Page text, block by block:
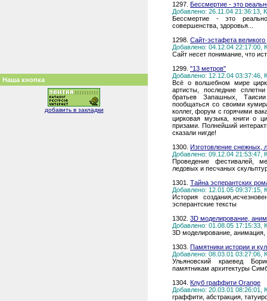
Наша кнопка
добавить в закладки
1297. Бессмертие - это
Добавлено: 26.11.04 21:36:13,
Бессмертие - это
совершенства, здоровья...
1298. Сайт-эстафета
Добавлено: 04.12.04 22:17:00,
Сайт несет понимание, что
1299. "13 метров"
Добавлено: 12.12.04 03:37:46,
Всё о волшебном мире
артисты, последние
братьев Запашных,
пообщаться со своими
коллег, форум с горячими
цирковая музыка, книги о
призами. Полнейший
сказали нигде!
1300. Изготовление снежных,
Добавлено: 09.12.04 21:53:47,
Проведение фестивалей,
ледовых и песчаных
1301. Тайна эсперантских
Добавлено: 12.01.05 09:37:15,
История
эсперантские тексты
1302. 3D моделирование,
Добавлено: 01.08.05 17:15:33,
3D моделирование, анимация,
1303. Памятники истории и
Добавлено: 08.03.01 03:27:06,
Ульяновский краевед
памятникам архитектуры
1304. Клуб граффити Orange
Добавлено: 20.03.01 08:26:01,
граффити, абстракция,